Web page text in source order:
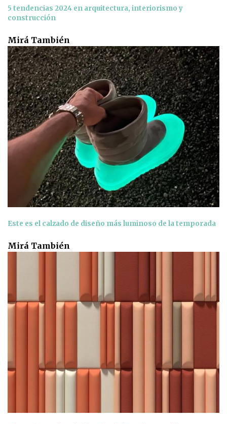
5 tendencias 2024 en arquitectura, interiorismo y
construcción
Mirá También
Este es el calzado de diseño más luminoso de la temporada
Mirá También